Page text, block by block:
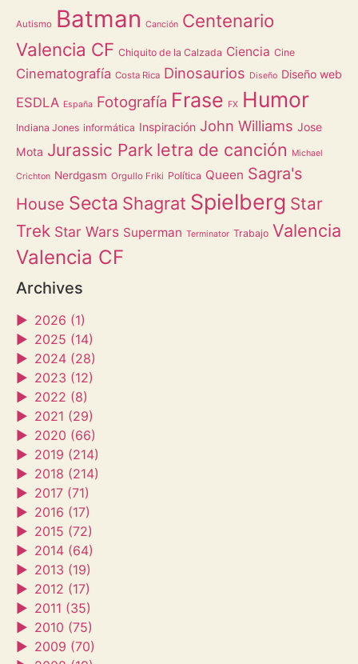
Autismo Batman Canción Centenario
Valencia CF Chiquito de la Calzada Ciencia Cine
Cinematografía Costa Rica Dinosaurios Diseño Diseño web
ESDLA España Fotografía Frase FX Humor
Indiana Jones informática Inspiración John Williams Jose
Mota Jurassic Park letra de canción Michael
Crichton Nerdgasm Orgullo Friki Política Queen Sagra's
House Secta Shagrat Spielberg Star
Trek Star Wars Superman Terminator Trabajo Valencia
Valencia CF
Archives
► 2026 (1)
► 2025 (14)
► 2024 (28)
► 2023 (12)
► 2022 (8)
► 2021 (29)
► 2020 (66)
► 2019 (214)
► 2018 (214)
► 2017 (71)
► 2016 (17)
► 2015 (72)
► 2014 (64)
► 2013 (19)
► 2012 (17)
► 2011 (35)
► 2010 (75)
► 2009 (70)